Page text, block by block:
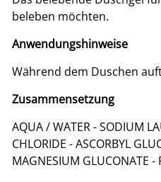
beleben möchten.
Anwendungshinweise
Während dem Duschen
Zusammensetzung
AQUA / WATER - SODIUM
CHLORIDE - ASCORBYL
MAGNESIUM GLUCONATE -